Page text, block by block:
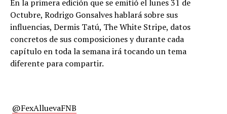
En la primera edición que se emitió el lunes 31 de
Octubre, Rodrigo Gonsalves hablará sobre sus
influencias, Dermis Tatú, The White Stripe, datos
concretos de sus composiciones y durante cada
capítulo en toda la semana irá tocando un tema
diferente para compartir.
@FexAlluevaFNB